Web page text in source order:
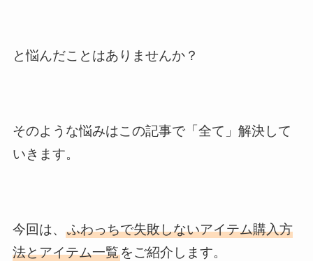
と悩んだことはありませんか？
そのような悩みはこの記事で「全て」解決して
いきます。
今回は、 ふわっちで失敗しないアイテム購入方
法とアイテム一覧をご紹介します。